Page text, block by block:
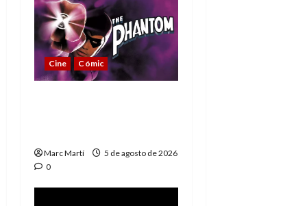
Cine Cómic
Marc Martí
5 de agosto de 2026
0